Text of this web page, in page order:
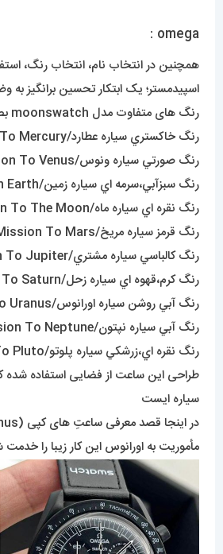
omega :
همچنین در انتخاب نام، انتخاب رنگ،
اسپیدمستر؛ یک ابتکار تحسین برانگیز
رنگ های متفاوت مدل moonswatch بصورت زیر است:
رنگ خاکستري سياره عطارد/Mission To Mercury
رنگ صورتي سياره ونوس/Mission To Venus
رنگ سبزآبي،سرمه اي سياره زمين/Mission On Earth
رنگ نقره اي سياره ماه/Mission To The Moon
رنگ قرمز سياره مريخ/Mission To Mars
رنگ کالباسي سياره مشتري/Mission To Jupiter
رنگ کرم،قهوه اي سياره زحل/Mission To Saturn
رنگ آبي روشن سياره اورانوس/Mission To Uranus
رنگ آبي سياره نپتون/Mission To Neptune
رنگ نقره اي،زرشکي سياره پلوتو/Mission To Pluto
طراحی این ساعت از فضایی استفاده شده
سیاره ایست
مأموریت به اورانوس این کار زیبا را خدمت